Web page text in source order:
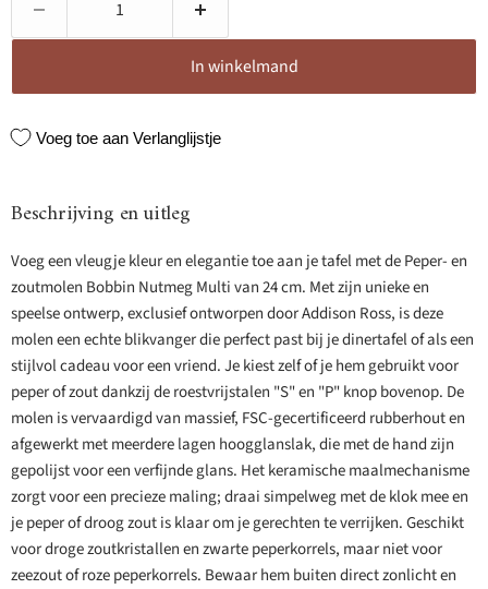
In winkelmand
Voeg toe aan Verlanglijstje
Beschrijving en uitleg
Voeg een vleugje kleur en elegantie toe aan je tafel met de Peper- en
zoutmolen Bobbin Nutmeg Multi van 24 cm. Met zijn unieke en
speelse ontwerp, exclusief ontworpen door Addison Ross, is deze
molen een echte blikvanger die perfect past bij je dinertafel of als een
stijlvol cadeau voor een vriend. Je kiest zelf of je hem gebruikt voor
peper of zout dankzij de roestvrijstalen "S" en "P" knop bovenop. De
molen is vervaardigd van massief, FSC-gecertificeerd rubberhout en
afgewerkt met meerdere lagen hoogglanslak, die met de hand zijn
gepolijst voor een verfijnde glans. Het keramische maalmechanisme
zorgt voor een precieze maling; draai simpelweg met de klok mee en
je peper of droog zout is klaar om je gerechten te verrijken. Geschikt
voor droge zoutkristallen en zwarte peperkorrels, maar niet voor
zeezout of roze peperkorrels. Bewaar hem buiten direct zonlicht en